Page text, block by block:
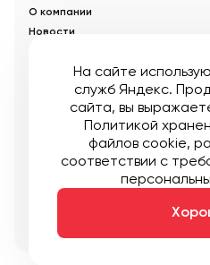
О компании
Новости
© Управляющая компания
Опубликованная на сайте
характер и не является
Мы в соцсетях:
Публичная оферта
Карта сайта
На сайте
служб Яндекс.
сайта, вы
Политикой
файлов cookie,
соответствии с